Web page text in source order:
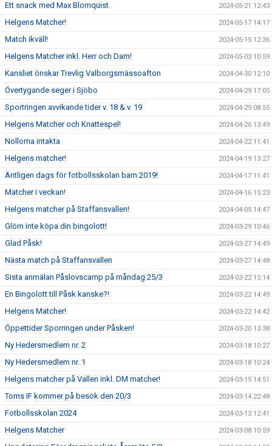
Ett snack med Max Blomquist 2024-05-21 12:43
Helgens Matcher! 2024-05-17 14:17
Match ikväll! 2024-05-15 12:36
Helgens Matcher inkl. Herr och Dam! 2024-05-03 10:59
Kansliet önskar Trevlig Valborgsmässoafton 2024-04-30 12:10
Övertygande seger i Sjöbo 2024-04-29 17:05
Sportringen avvikande tider v. 18 & v. 19 2024-04-29 08:55
Helgens Matcher och Knattespel! 2024-04-26 13:49
Nollorna intakta 2024-04-22 11:41
Helgens matcher! 2024-04-19 13:27
Äntligen dags för fotbollsskolan barn 2019! 2024-04-17 11:41
Matcher i veckan! 2024-04-16 15:23
Helgens matcher på Staffansvallen! 2024-04-05 14:47
Glöm inte köpa din bingolott! 2024-03-29 10:46
Glad Påsk! 2024-03-27 14:49
Nästa match på Staffansvallen 2024-03-27 14:48
Sista anmälan Påslovscamp på måndag 25/3 2024-03-22 15:14
En Bingolott till Påsk kanske?! 2024-03-22 14:49
Helgens Matcher! 2024-03-22 14:42
Öppettider Sporringen under Påsken! 2024-03-20 13:38
Ny Hedersmedlem nr. 2 2024-03-18 10:27
Ny Hedersmedlem nr. 1 2024-03-18 10:24
Helgens matcher på Vallen inkl. DM matcher! 2024-03-15 14:51
Torns IF kommer på besök den 20/3 2024-03-14 22:48
Fotbollsskolan 2024 2024-03-13 12:41
Helgens Matcher 2024-03-08 10:59